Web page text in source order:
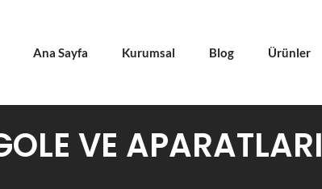
Ana Sayfa Kurumsal Blog Ürünler
VE APARATLARI